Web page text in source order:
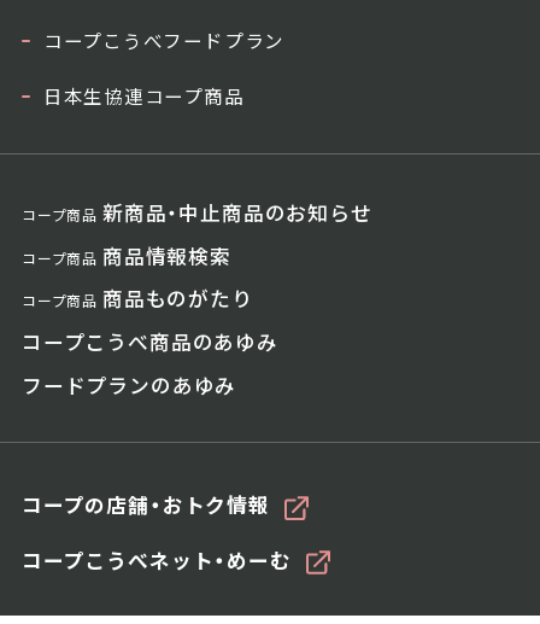
コープこうべフードプラン
日本生協連コープ商品
コープ商品 新商品・中止商品のお知らせ
コープ商品 商品情報検索
コープ商品 商品ものがたり
コープこうべ商品のあゆみ
フードプランのあゆみ
コープの店舗・おトク情報
コープこうべネット・めーむ